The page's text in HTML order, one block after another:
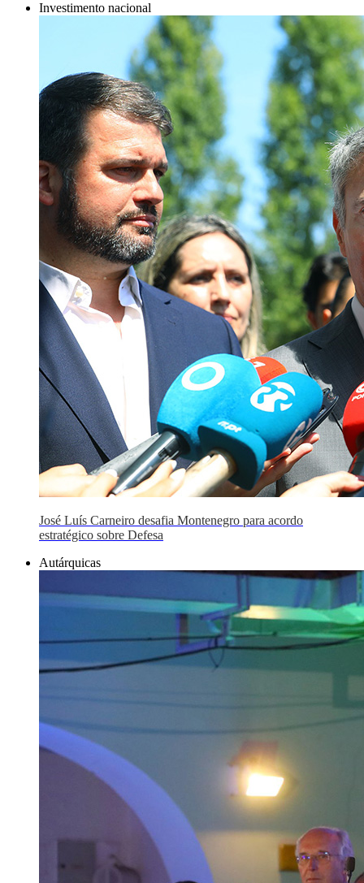
Investimento nacional
José Luís Carneiro desafia Montenegro para acordo
estratégico sobre Defesa
Autárquicas